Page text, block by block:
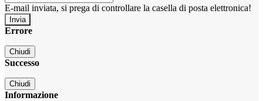
E-mail inviata, si prega di controllare la casella di posta elettronica!
Errore
Chiudi
Successo
Chiudi
Informazione